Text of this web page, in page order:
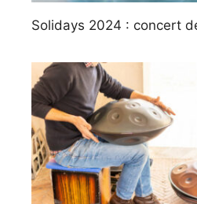
Solidays 2024 : concert